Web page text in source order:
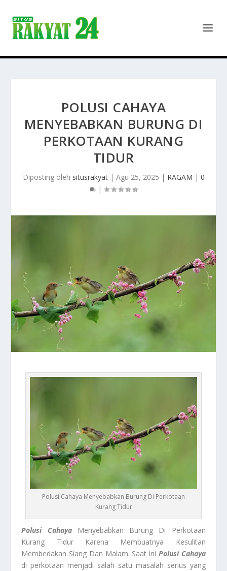
POLUSI CAHAYA
MENYEBABKAN BURUNG DI
PERKOTAAN KURANG
TIDUR
Diposting oleh situsrakyat| Agu 25, 2025 | RAGAM | 0
|
Polusi Cahaya Menyebabkan Burung Di Perkotaan
Kurang Tidur
Polusi CahayaMenyebabkan Burung Di Perkotaan
Kurang Tidur Karena Membuatnya Kesulitan
Membedakan Siang Dan Malam. Saat ini Polusi Cahaya
di perkotaan menjadi salah satu masalah serius yang